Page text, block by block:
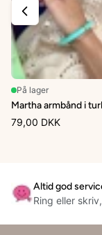
På lager
Martha armbånd i
79,00 DKK
Altid god
Ring eller